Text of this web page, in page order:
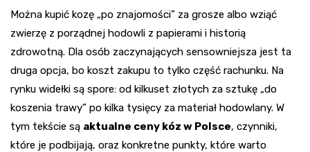
Można kupić kozę „po znajomości” za grosze albo wziąć
zwierzę z porządnej hodowli z papierami i historią
zdrowotną. Dla osób zaczynających sensowniejsza jest ta
druga opcja, bo koszt zakupu to tylko część rachunku. Na
rynku widełki są spore: od kilkuset złotych za sztukę „do
koszenia trawy” po kilka tysięcy za materiał hodowlany. W
tym tekście są aktualne ceny kóz w Polsce, czynniki,
które je podbijają, oraz konkretne punkty, które warto